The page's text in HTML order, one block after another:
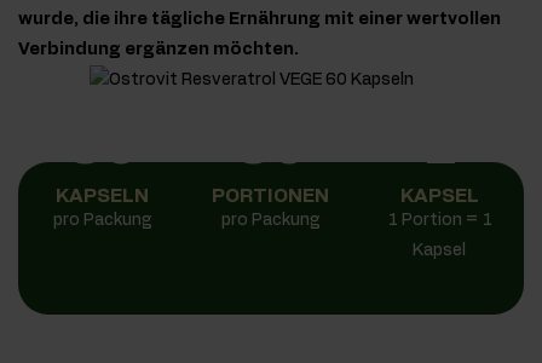
wurde, die ihre tägliche Ernährung mit einer wertvollen
Verbindung ergänzen möchten.
60
KAPSELN
pro Packung
60
PORTIONEN
pro Packung
1
KAPSEL
1 Portion = 1
Kapsel